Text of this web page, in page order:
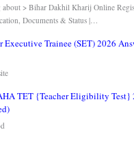
> Bihar Dakhil Kharij Online
Documents & Status |…
Executive Trainee (SET) 2026
TET {Teacher Eligibility Test}